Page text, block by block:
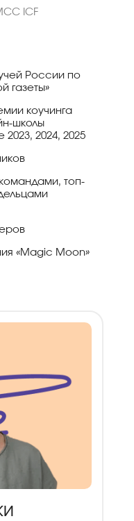
ICF
России по
газеты»
коучинга
школы
2024, 2025
топ-
«Magic Moon»